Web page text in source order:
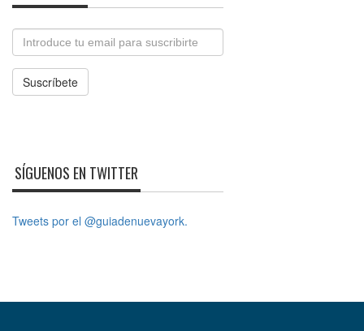
Email
Suscríbete
SÍGUENOS EN TWITTER
Tweets por el @guiadenuevayork.